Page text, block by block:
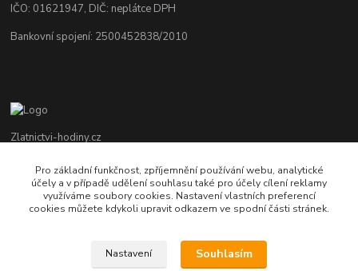
IČO: 01621947, DIČ: neplátce DPH
Bankovní spojení: 2500452838/2010
Zlatnictvi-hodiny.cz
+420 379 492 545
Po - Pá: 9,00 - 17,00 hod., So: 9,00 - 11,30 hod.
Pro základní funkčnost, zpříjemnění používání webu, analytické
účely a v případě udělení souhlasu také pro účely cílení reklamy
využíváme soubory cookies. Nastavení vlastních preferencí
cookies můžete kdykoli upravit odkazem ve spodní části stránek.
Nastavení Souhlasím